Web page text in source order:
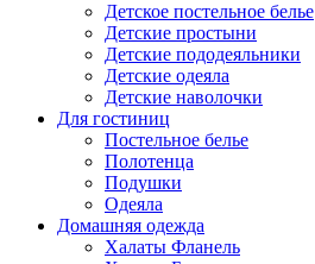
Детское постельное белье
Детские простыни
Детские пододеяльники
Детские одеяла
Детские наволочки
Для гостиниц
Постельное белье
Полотенца
Подушки
Одеяла
Домашняя одежда
Халаты Фланель